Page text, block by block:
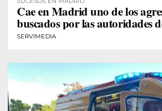
Cae en Madrid uno de los
buscados por las autoridades
SERVIMEDIA